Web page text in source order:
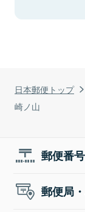
日本郵便トップ
崎ノ山
郵便番
郵便局